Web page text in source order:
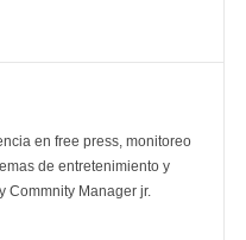
en free press, monitoreo
de entretenimiento y
Commnity Manager jr.